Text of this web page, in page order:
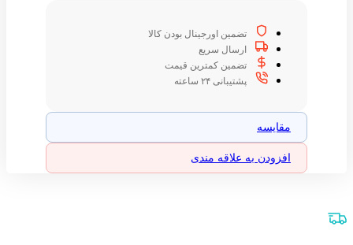
تضمین اورجینال بودن کالا
ارسال سریع
تضمین کمترین قیمت
پشتیبانی ۲۴ ساعته
مقایسه
افزودن به علاقه مندی